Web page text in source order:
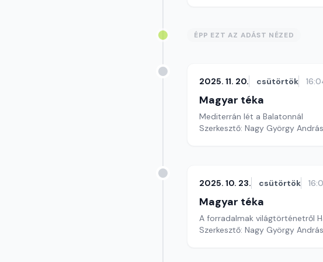
ÉPP EZT AZ ADÁST NÉZED
2025. 11. 20. csütörtök
Magyar téka
Mediterrán lét a Balatonnál
Szerkesztő: Nagy György András
2025. 10. 23. csütörtök
Magyar téka
A forradalmak világtörténetről
Szerkesztő: Nagy György András